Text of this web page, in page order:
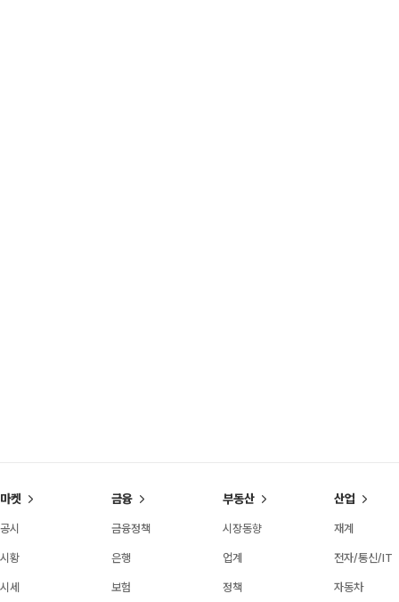
마켓
공시
시황
시세
금융
금융정책
은행
보험
부동산
시장동향
업계
정책
산업
재계
전자/통신/IT
자동차